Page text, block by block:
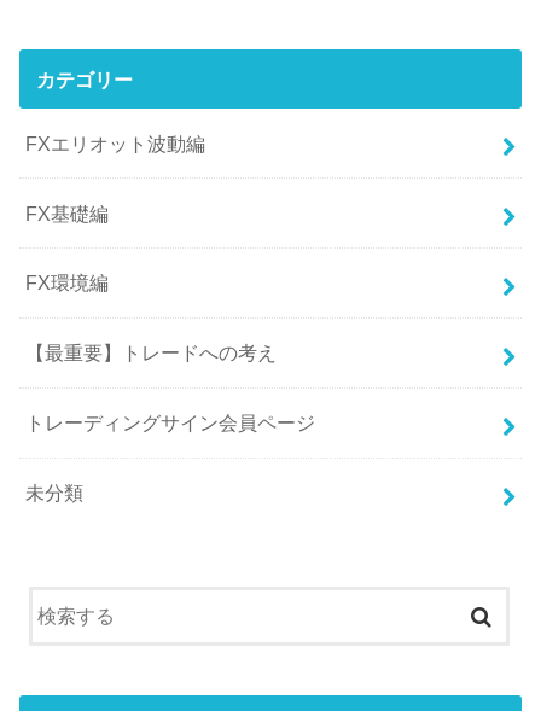
カテゴリー
FXエリオット波動編
FX基礎編
FX環境編
【最重要】トレードへの考え
トレーディングサイン会員ページ
未分類